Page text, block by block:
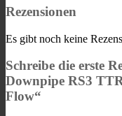
Rezensionen
Es gibt noch keine
Schreibe die erste
Downpipe RS3
Flow“